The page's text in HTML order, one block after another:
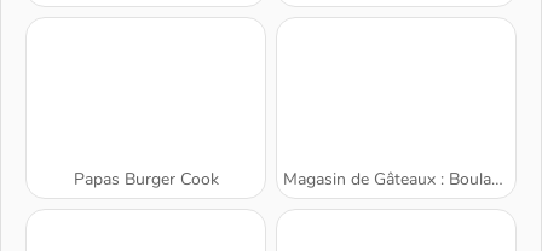
Papas Burger Cook Magasin de Gâteaux : Boulangerie